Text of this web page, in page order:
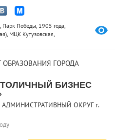
Победы, 1905 года,
МЦК Кутузовская,
ОБРАЗОВАНИЯ ГОРОДА
БИЗНЕС
ОКРУГ г.